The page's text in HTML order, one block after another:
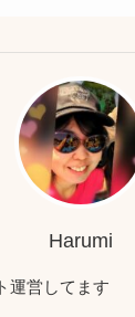
Harumi
運営してます